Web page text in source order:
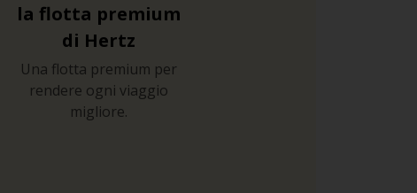
la flotta premium
di Hertz
Una flotta premium per
rendere ogni viaggio
migliore.